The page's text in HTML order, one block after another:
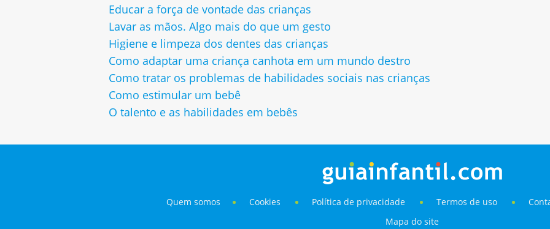
Educar a força de vontade das crianças
Lavar as mãos. Algo mais do que um gesto
Higiene e limpeza dos dentes das crianças
Como adaptar uma criança canhota em um mundo destro
Como tratar os problemas de habilidades sociais nas crianças
Como estimular um bebê
O talento e as habilidades em bebês
Quem somos Cookies Política de privacidade Termos de uso
Mapa do site